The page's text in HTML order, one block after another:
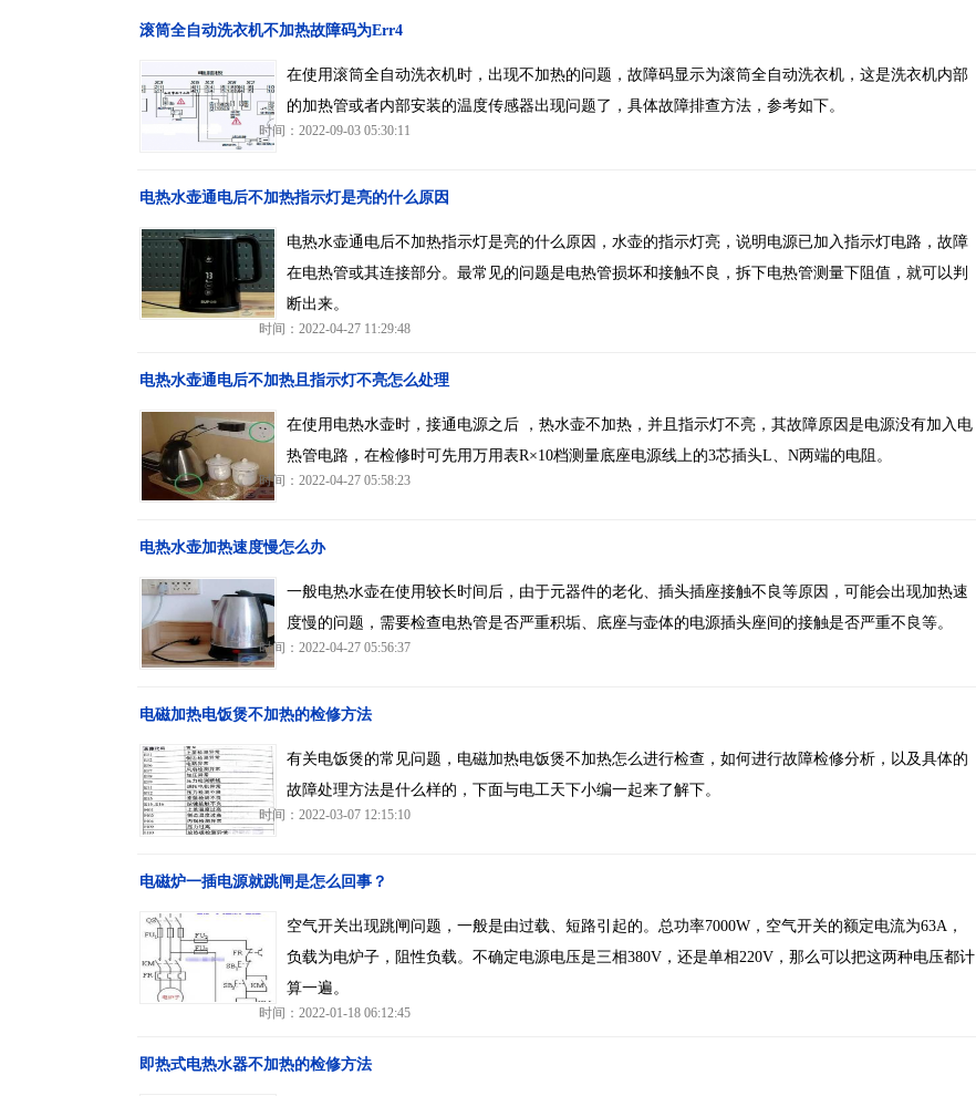
滚筒全自动洗衣机不加热故障码为Err4
在使用滚筒全自动洗衣机时，出现不加热的问题，故障码显示为滚筒全自动洗衣机，这是洗衣机内部
的加热管或者内部安装的温度传感器出现问题了，具体故障排查方法，参考如下。
时间：2022-09-03 05:30:11
电热水壶通电后不加热指示灯是亮的什么原因
电热水壶通电后不加热指示灯是亮的什么原因，水壶的指示灯亮，说明电源已加入指示灯电路，故障
在电热管或其连接部分。最常见的问题是电热管损坏和接触不良，拆下电热管测量下阻值，就可以判
断出来。
时间：2022-04-27 11:29:48
电热水壶通电后不加热且指示灯不亮怎么处理
在使用电热水壶时，接通电源之后 ，热水壶不加热，并且指示灯不亮，其故障原因是电源没有加入电
热管电路，在检修时可先用万用表R×10档测量底座电源线上的3芯插头L、N两端的电阻。
时间：2022-04-27 05:58:23
电热水壶加热速度慢怎么办
一般电热水壶在使用较长时间后，由于元器件的老化、插头插座接触不良等原因，可能会出现加热速
度慢的问题，需要检查电热管是否严重积垢、底座与壶体的电源插头座间的接触是否严重不良等。
时间：2022-04-27 05:56:37
电磁加热电饭煲不加热的检修方法
有关电饭煲的常见问题，电磁加热电饭煲不加热怎么进行检查，如何进行故障检修分析，以及具体的
故障处理方法是什么样的，下面与电工天下小编一起来了解下。
时间：2022-03-07 12:15:10
电磁炉一插电源就跳闸是怎么回事？
空气开关出现跳闸问题，一般是由过载、短路引起的。总功率7000W，空气开关的额定电流为63A，
负载为电炉子，阻性负载。不确定电源电压是三相380V，还是单相220V，那么可以把这两种电压都计
算一遍。
时间：2022-01-18 06:12:45
即热式电热水器不加热的检修方法